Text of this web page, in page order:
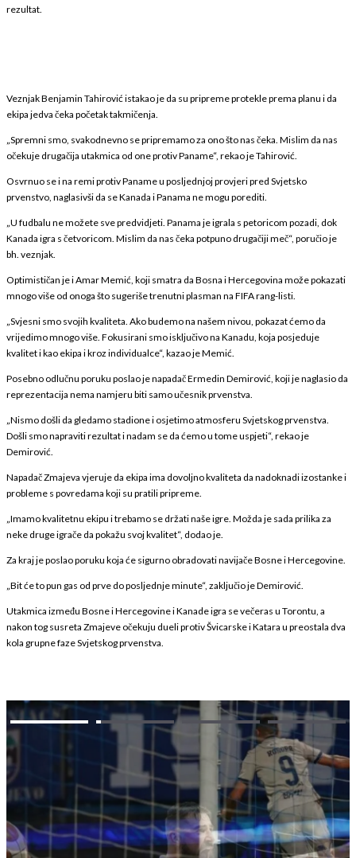
rezultat.
Veznjak Benjamin Tahirović istakao je da su pripreme protekle prema planu i da
ekipa jedva čeka početak takmičenja.
„Spremni smo, svakodnevno se pripremamo za ono što nas čeka. Mislim da nas
očekuje drugačija utakmica od one protiv Paname“, rekao je Tahirović.
Osvrnuo se i na remi protiv Paname u posljednjoj provjeri pred Svjetsko
prvenstvo, naglasivši da se Kanada i Panama ne mogu porediti.
„U fudbalu ne možete sve predvidjeti. Panama je igrala s petoricom pozadi, dok
Kanada igra s četvoricom. Mislim da nas čeka potpuno drugačiji meč“, poručio je
bh. veznjak.
Optimističan je i Amar Memić, koji smatra da Bosna i Hercegovina može pokazati
mnogo više od onoga što sugeriše trenutni plasman na FIFA rang-listi.
„Svjesni smo svojih kvaliteta. Ako budemo na našem nivou, pokazat ćemo da
vrijedimo mnogo više. Fokusirani smo isključivo na Kanadu, koja posjeduje
kvalitet i kao ekipa i kroz individualce“, kazao je Memić.
Posebno odlučnu poruku poslao je napadač Ermedin Demirović, koji je naglasio da
reprezentacija nema namjeru biti samo učesnik prvenstva.
„Nismo došli da gledamo stadione i osjetimo atmosferu Svjetskog prvenstva.
Došli smo napraviti rezultat i nadam se da ćemo u tome uspjeti“, rekao je
Demirović.
Napadač Zmajeva vjeruje da ekipa ima dovoljno kvaliteta da nadoknadi izostanke i
probleme s povredama koji su pratili pripreme.
„Imamo kvalitetnu ekipu i trebamo se držati naše igre. Možda je sada prilika za
neke druge igrače da pokažu svoj kvalitet“, dodao je.
Za kraj je poslao poruku koja će sigurno obradovati navijače Bosne i Hercegovine.
„Bit će to pun gas od prve do posljednje minute“, zaključio je Demirović.
Utakmica između Bosne i Hercegovine i Kanade igra se večeras u Torontu, a
nakon tog susreta Zmajeve očekuju dueli protiv Švicarske i Katara u preostala dva
kola grupne faze Svjetskog prvenstva.